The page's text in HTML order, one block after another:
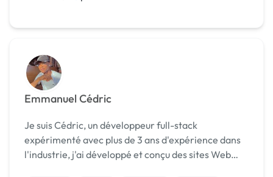
Emmanuel Cédric
Je suis Cédric, un développeur full-stack
expérimenté avec plus de 3 ans d'expérience dans
l'industrie, j'ai développé et conçu des sites Web